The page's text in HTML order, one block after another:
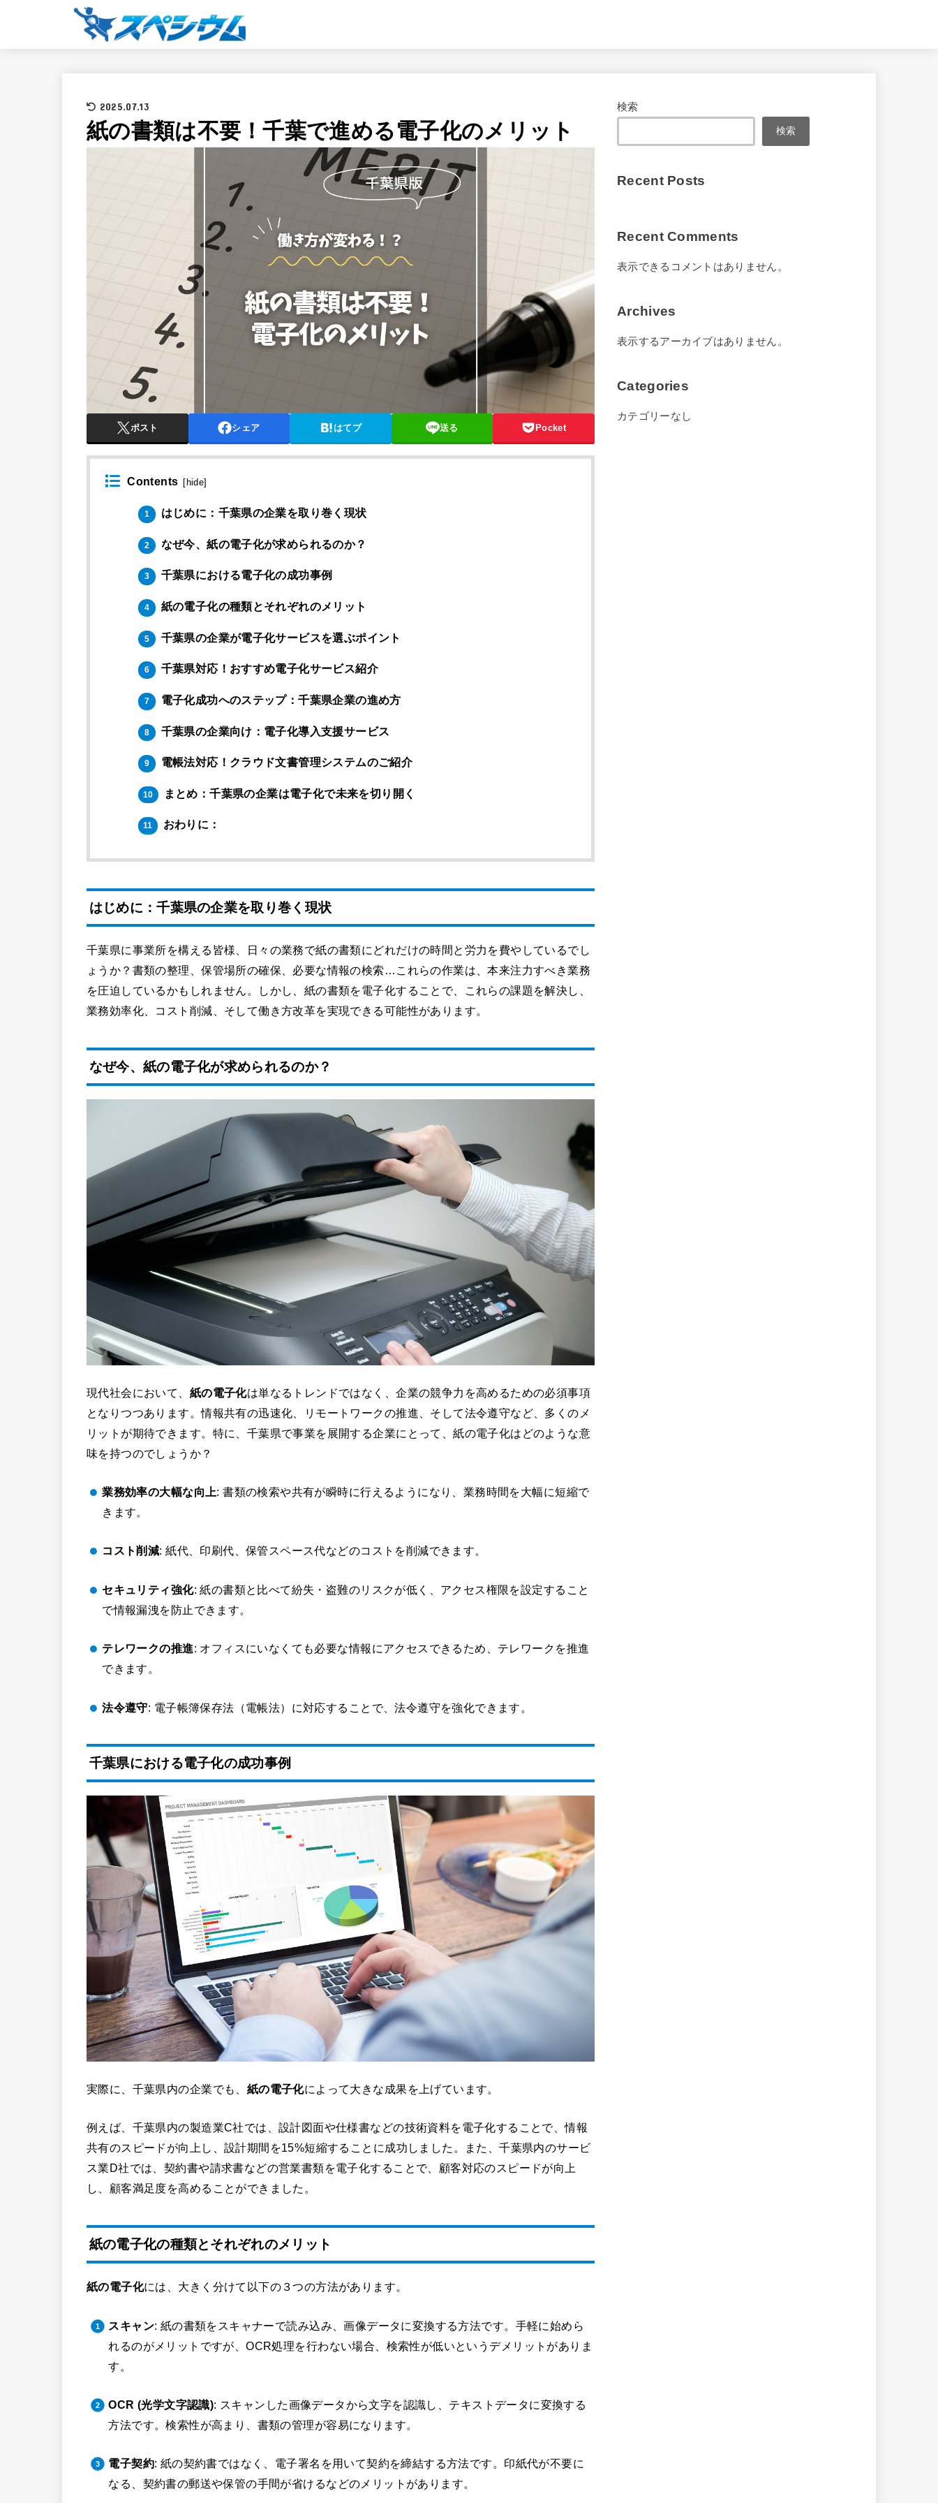
2025.07.13
紙の書類は不要！千葉で進める電子化のメリット
ポスト シェア はてブ 送る Pocket
Contents hide
1 はじめに：千葉県の企業を取り巻く現状
2 なぜ今、紙の電子化が求められるのか？
3 千葉県における電子化の成功事例
4 紙の電子化の種類とそれぞれのメリット
5 千葉県の企業が電子化サービスを選ぶポイント
6 千葉県対応！おすすめ電子化サービス紹介
7 電子化成功へのステップ：千葉県企業の進め方
8 千葉県の企業向け：電子化導入支援サービス
9 電帳法対応！クラウド文書管理システムのご紹介
10 まとめ：千葉県の企業は電子化で未来を切り開く
11 おわりに：
はじめに：千葉県の企業を取り巻く現状
千葉県に事業所を構える皆様、日々の業務で紙の書類にどれだけの時間と労力を費やしているでし
ょうか？書類の整理、保管場所の確保、必要な情報の検索…これらの作業は、本来注力すべき業務
を圧迫しているかもしれません。しかし、紙の書類を電子化することで、これらの課題を解決し、
業務効率化、コスト削減、そして働き方改革を実現できる可能性があります。
なぜ今、紙の電子化が求められるのか？
現代社会において、 紙の電子化は単なるトレンドではなく、企業の競争力を高めるための必須事項
となりつつあります。情報共有の迅速化、リモートワークの推進、そして法令遵守など、多くのメ
リットが期待できます。特に、千葉県で事業を展開する企業にとって、紙の電子化はどのような意
味を持つのでしょうか？
業務効率の大幅な向上: 書類の検索や共有が瞬時に行えるようになり、業務時間を大幅に短縮で
きます。
コスト削減: 紙代、印刷代、保管スペース代などのコストを削減できます。
セキュリティ強化: 紙の書類と比べて紛失・盗難のリスクが低く、アクセス権限を設定すること
で情報漏洩を防止できます。
テレワークの推進: オフィスにいなくても必要な情報にアクセスできるため、テレワークを推進
できます。
法令遵守: 電子帳簿保存法（電帳法）に対応することで、法令遵守を強化できます。
千葉県における電子化の成功事例
実際に、千葉県内の企業でも、 紙の電子化によって大きな成果を上げています。
例えば、千葉県内の製造業C社では、設計図面や仕様書などの技術資料を電子化することで、情報
共有のスピードが向上し、設計期間を15%短縮することに成功しました。また、千葉県内のサービ
ス業D社では、契約書や請求書などの営業書類を電子化することで、顧客対応のスピードが向上
し、顧客満足度を高めることができました。
紙の電子化の種類とそれぞれのメリット
紙の電子化には、大きく分けて以下の３つの方法があります。
スキャン: 紙の書類をスキャナーで読み込み、画像データに変換する方法です。手軽に始めら
れるのがメリットですが、OCR処理を行わない場合、検索性が低いというデメリットがありま
す。
OCR (光学文字認識): スキャンした画像データから文字を認識し、テキストデータに変換する
方法です。検索性が高まり、書類の管理が容易になります。
電子契約: 紙の契約書ではなく、電子署名を用いて契約を締結する方法です。印紙代が不要に
なる、契約書の郵送や保管の手間が省けるなどのメリットがあります。
検索
検索
Recent Posts
Recent Comments
表示できるコメントはありません。
Archives
表示するアーカイブはありません。
Categories
カテゴリーなし